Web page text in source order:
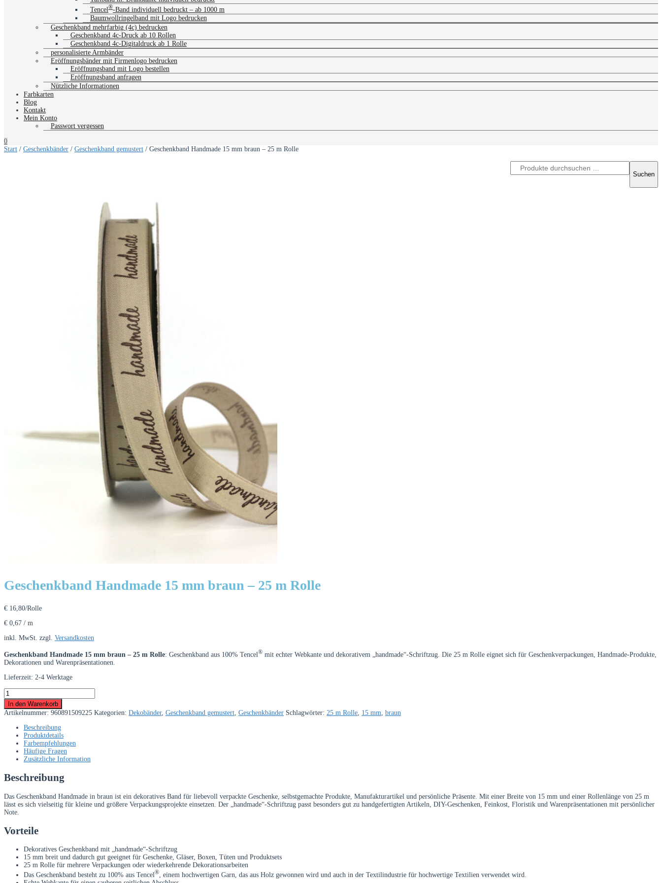
Tencel®-Band individuell bedruckt – ab 1000 m
Baumwollringelband mit Logo bedrucken
Geschenkband mehrfarbig (4c) bedrucken
Geschenkband 4c-Druck ab 10 Rollen
Geschenkband 4c-Digitaldruck ab 1 Rolle
personalisierte Armbänder
Eröffnungsbänder mit Firmenlogo bedrucken
Eröffnungsband mit Logo bestellen
Eröffnungsband anfragen
Nützliche Informationen
Farbkarten
Blog
Kontakt
Mein Konto
Passwort vergessen
0
Start / Geschenkbänder / Geschenkband gemustert / Geschenkband Handmade 15 mm braun – 25 m Rolle
Geschenkband Handmade 15 mm braun – 25 m Rolle
€ 16,80/Rolle
€ 0,67 / m
inkl. MwSt. zzgl. Versandkosten
Geschenkband Handmade 15 mm braun – 25 m Rolle: Geschenkband aus 100% Tencel® mit echter Webkante und dekorativem „handmade“-Schriftzug. Die 25 m Rolle eignet sich für Geschenkverpackungen, Handmade-Produkte,
Dekorationen und Warenpräsentationen.
Lieferzeit: 2-4 Werktage
Geschenkband
Handmade
15
mm
Rolle
Menge
In den Warenkorb
Artikelnummer: 960891509225 Kategorien: Dekobänder, Geschenkband gemustert Geschenkbänder Schlagwörter: 25 m Rolle 15 mm braun
Beschreibung
Produktdetails
Farbempfehlungen
Häufige Fragen
Zusätzliche Information
Beschreibung
Das Geschenkband Handmade in braun ist ein dekoratives Band für liebevoll verpackte Geschenke, selbstgemachte Produkte, Manufakturartikel und persönliche Präsente. Mit einer Breite von 15 mm und einer Rollenlänge von 25 m
lässt es sich vielseitig für kleine und größere Verpackungsprojekte einsetzen. Der „handmade“-Schriftzug passt besonders gut zu handgefertigten Artikeln, DIY-Geschenken, Feinkost, Floristik und Warenpräsentationen mit persönlicher
Note.
Vorteile
Dekoratives Geschenkband mit „handmade“-Schriftzug
15 mm breit und dadurch gut geeignet für Geschenke, Gläser, Boxen, Tüten und Produktsets
25 m Rolle für mehrere Verpackungen oder wiederkehrende Dekorationsarbeiten
Das Geschenkband besteht zu 100% aus Tencel®, einem hochwertigen Garn, das aus Holz gewonnen wird und auch in der Textilindustrie für hochwertige Textilien verwendet wird.